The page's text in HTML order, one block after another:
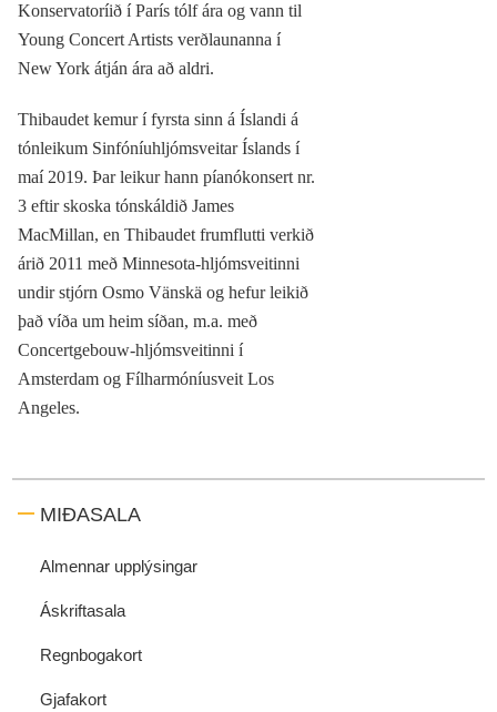
Konservatoríið í París tólf ára og vann til
Young Concert Artists verðlaunanna í
New York átján ára að aldri.
Thibaudet kemur í fyrsta sinn á Íslandi á
tónleikum Sinfóníuhljómsveitar Íslands í
maí 2019. Þar leikur hann píanókonsert nr.
3 eftir skoska tónskáldið James
MacMillan, en Thibaudet frumflutti verkið
árið 2011 með Minnesota-hljómsveitinni
undir stjórn Osmo Vänskä og hefur leikið
það víða um heim síðan, m.a. með
Concertgebouw-hljómsveitinni í
Amsterdam og Fílharmóníusveit Los
Angeles.
MIÐASALA
Almennar upplýsingar
Áskriftasala
Regnbogakort
Gjafakort